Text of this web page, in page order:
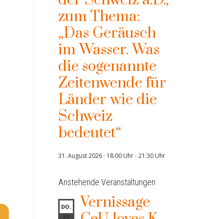
zum Thema:
„Das Geräusch
im Wasser. Was
die sogenannte
Zeitenwende für
Länder wie die
Schweiz
bedeutet“
31. August 2026 · 18:00 Uhr-21:30 Uhr
Anstehende Veranstaltungen
DO.
Vernissage